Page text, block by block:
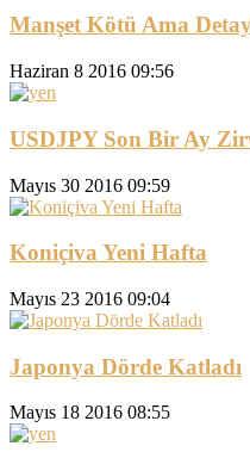
Manşet Kötü Ama
Haziran 8 2016 09:56
USDJPY Son Bir Ay
Mayıs 30 2016 09:59
Koniçiva Yeni Hafta
Mayıs 23 2016 09:04
Japonya Dörde Katladı
Mayıs 18 2016 08:55